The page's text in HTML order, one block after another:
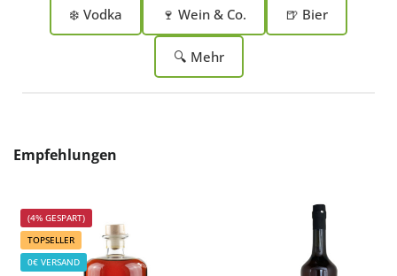
❄️ Vodka 🍷 Wein & Co. 🍺 Bier
🔍 Mehr
Produktgalerie überspringen
Empfehlungen
(4% GESPART)
TOPSELLER
0€ VERSAND